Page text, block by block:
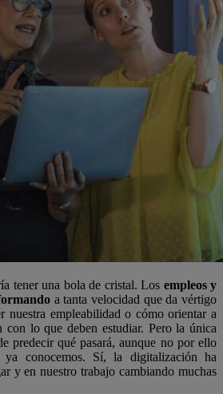
tener una bola de cristal. Los empleos y
a tanta velocidad que da vértigo
nuestra empleabilidad o cómo orientar a
con lo que deben estudiar. Pero la única
predecir qué pasará, aunque no por ello
conocemos. Sí, la digitalización ha
y en nuestro trabajo cambiando muchas